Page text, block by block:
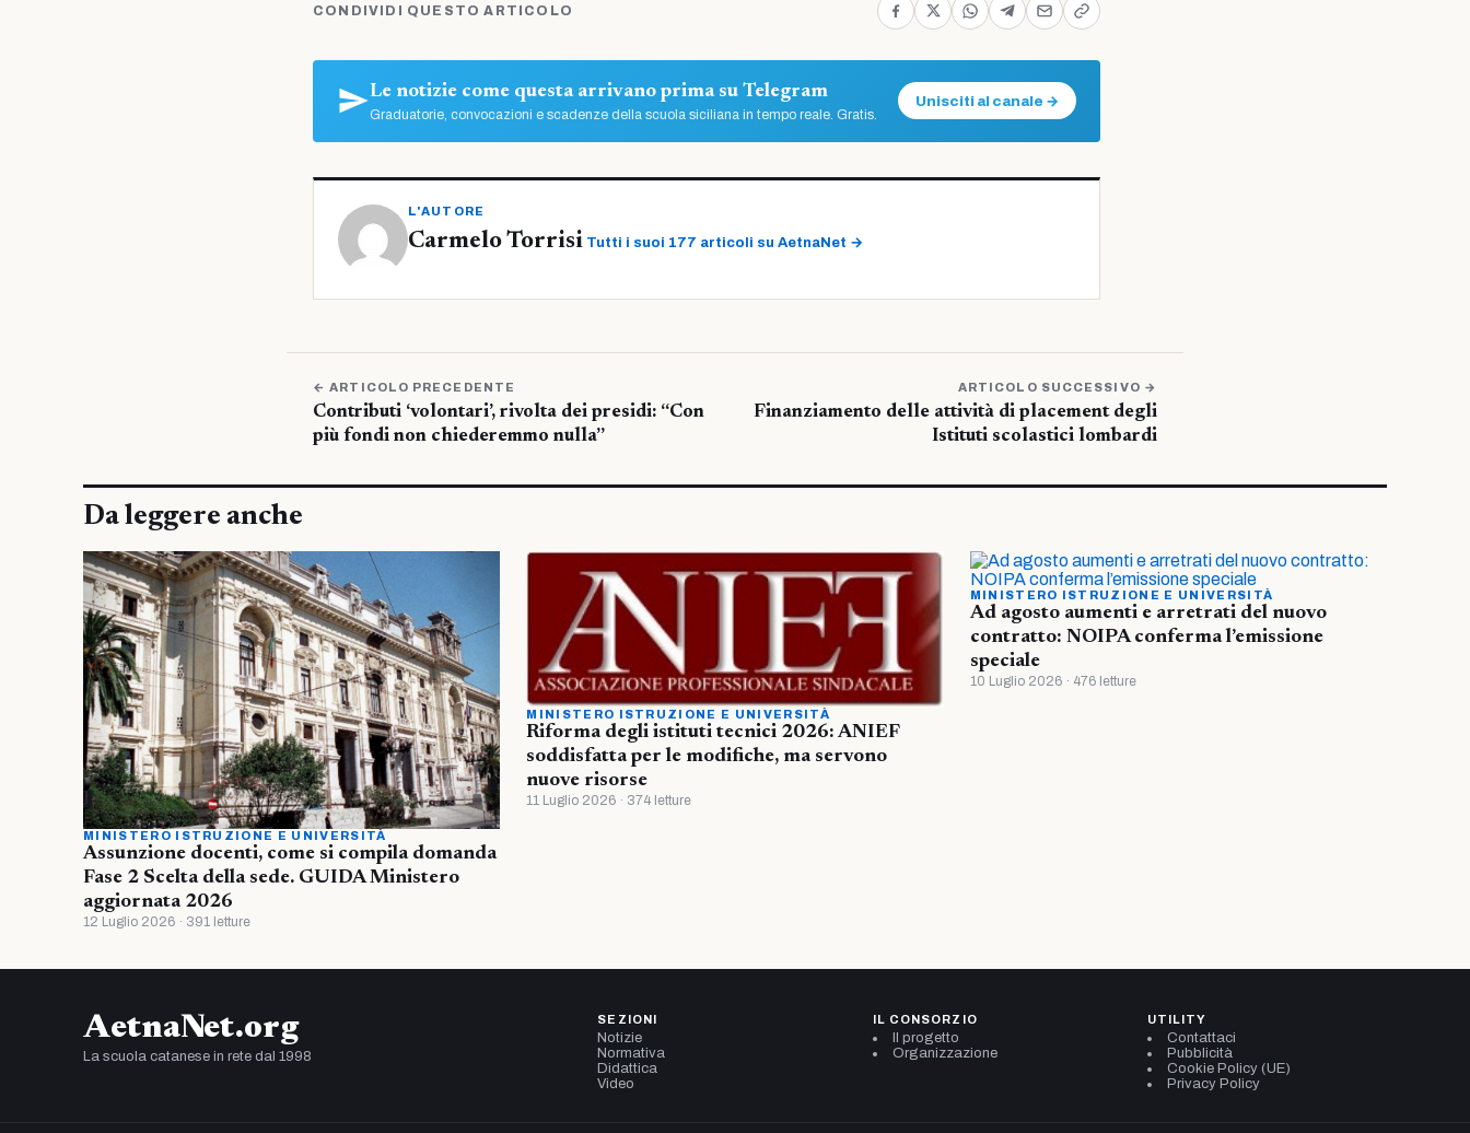
CONDIVIDI QUESTO ARTICOLO
Le notizie come questa arrivano prima su Telegram
Graduatorie, convocazioni e scadenze della scuola siciliana in tempo reale. Gratis.
Unisciti al canale →
L'AUTORE
Carmelo Torrisi Tutti i suoi 177 articoli su AetnaNet →
← ARTICOLO PRECEDENTE
Contributi ‘volontari’, rivolta dei presidi: “Con
più fondi non chiederemmo nulla”
ARTICOLO SUCCESSIVO →
Finanziamento delle attività di placement degli
Istituti scolastici lombardi
Da leggere anche
MINISTERO ISTRUZIONE E UNIVERSITÀ
Assunzione docenti, come si compila domanda
Fase 2 Scelta della sede. GUIDA Ministero
aggiornata 2026
12 Luglio 2026 · 391 letture
MINISTERO ISTRUZIONE E UNIVERSITÀ
Riforma degli istituti tecnici 2026: ANIEF
soddisfatta per le modifiche, ma servono
nuove risorse
11 Luglio 2026 · 374 letture
MINISTERO ISTRUZIONE E UNIVERSITÀ
Ad agosto aumenti e arretrati del nuovo
contratto: NOIPA conferma l’emissione
speciale
10 Luglio 2026 · 476 letture
AetnaNet.org
La scuola catanese in rete dal 1998
SEZIONI
Notizie
Normativa
Didattica
Video
IL CONSORZIO
Il progetto
Organizzazione
UTILITY
Contattaci
Pubblicità
Cookie Policy (UE)
Privacy Policy